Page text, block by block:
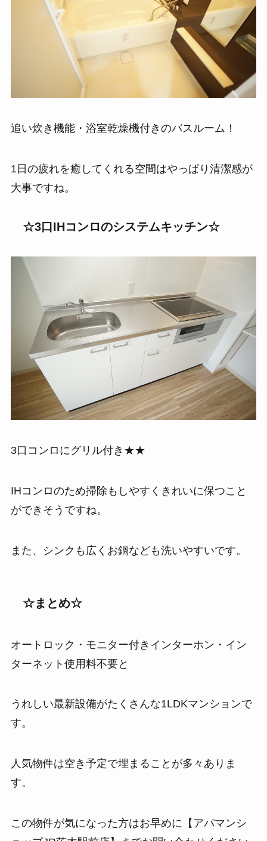
追い炊き機能・浴室乾燥機付きのバスルーム！
1日の疲れを癒してくれる空間はやっぱり清潔感が
大事ですね。
☆3口IHコンロのシステムキッチン☆
3口コンロにグリル付き★★
IHコンロのため掃除もしやすくきれいに保つこと
ができそうですね。
また、シンクも広くお鍋なども洗いやすいです。
☆まとめ☆
オートロック・モニター付きインターホン・イン
ターネット使用料不要と
うれしい最新設備がたくさんな1LDKマンションで
す。
人気物件は空き予定で埋まることが多々ありま
す。
この物件が気になった方はお早めに【アパマンシ